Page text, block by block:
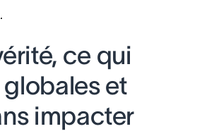
ce qui
et
impacter